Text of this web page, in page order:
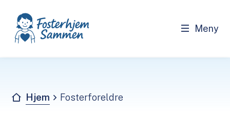
Meny
Du er her:
Hjem Fosterforeldre